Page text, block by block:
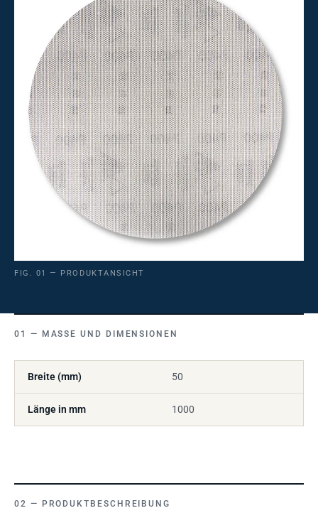
FIG. 01 — PRODUKTANSICHT
MASSE UND DIMENSIONEN
Breite (mm) 50
Länge in mm 1000
PRODUKTBESCHREIBUNG